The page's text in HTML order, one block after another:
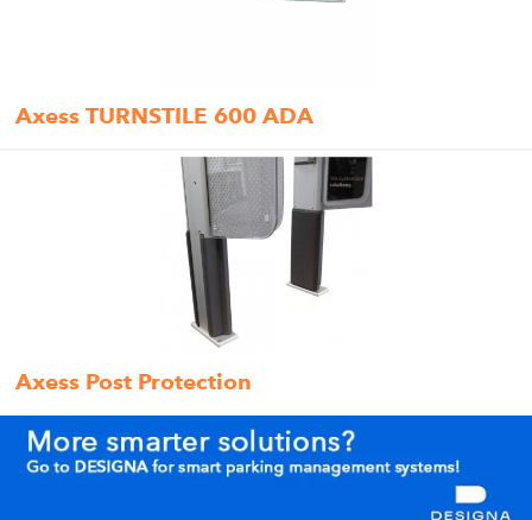
Axess TURNSTILE 600 ADA
Axess Post Protection